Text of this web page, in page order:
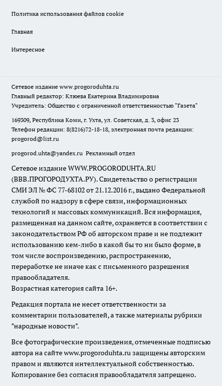
Политика использования файлов cookie
Главная
Интересное
Сетевое издание www.progoroduhta.ru
Главный редактор: Клюева Екатерина Владимировна
Учредитель: Общество с ограниченной ответственностью "Газета"
169309, Республика Коми, г. Ухта, ул. Советская, д. 3, офис 23
Телефон редакции: 8(8216)72-18-18, электронная почта редакции:
progorod@list.ru
progorod.uhta@yandex.ru Рекламный отдел
Сетевое издание WWW.PROGORODUHTA.RU
(ВВВ.ПРОГОРОДУХТА.РУ). Свидетельство о регистрации
СМИ ЭЛ № ФС 77-68102 от 21.12.2016 г., выдано Федеральной
службой по надзору в сфере связи, информационных
технологий и массовых коммуникаций. Вся информация,
размещенная на данном сайте, охраняется в соответствии с
законодательством РФ об авторском праве и не подлежит
использованию кем-либо в какой бы то ни было форме, в
том числе воспроизведению, распространению,
переработке не иначе как с письменного разрешения
правообладателя.
Возрастная категория сайта 16+.
Редакция портала не несет ответственности за
комментарии пользователей, а также материалы рубрики
"народные новости".
Все фотографические произведения, отмеченные подписью
автора на сайте www.progoroduhta.ru защищены авторским
правом и являются интеллектуальной собственностью.
Копирование без согласия правообладателя запрещено.